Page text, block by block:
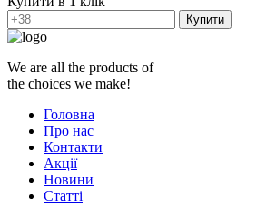
Купити
We are all the products of
the choices we make!
Головна
Про нас
Контакти
Акції
Новини
Статті